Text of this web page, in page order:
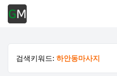
검색키워드: 하안동마사지